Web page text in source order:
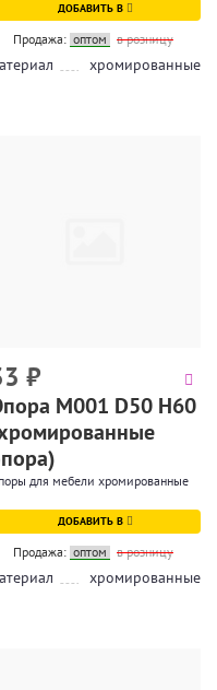
ДОБАВИТЬ В
Продажа: оптом в розницу
хромированные
₽
М001 D50 H60
для мебели хромированные
ДОБАВИТЬ В
Продажа: оптом в розницу
хромированные